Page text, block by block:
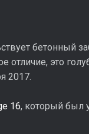
бетонный
отличие, это
2017.
16, который был